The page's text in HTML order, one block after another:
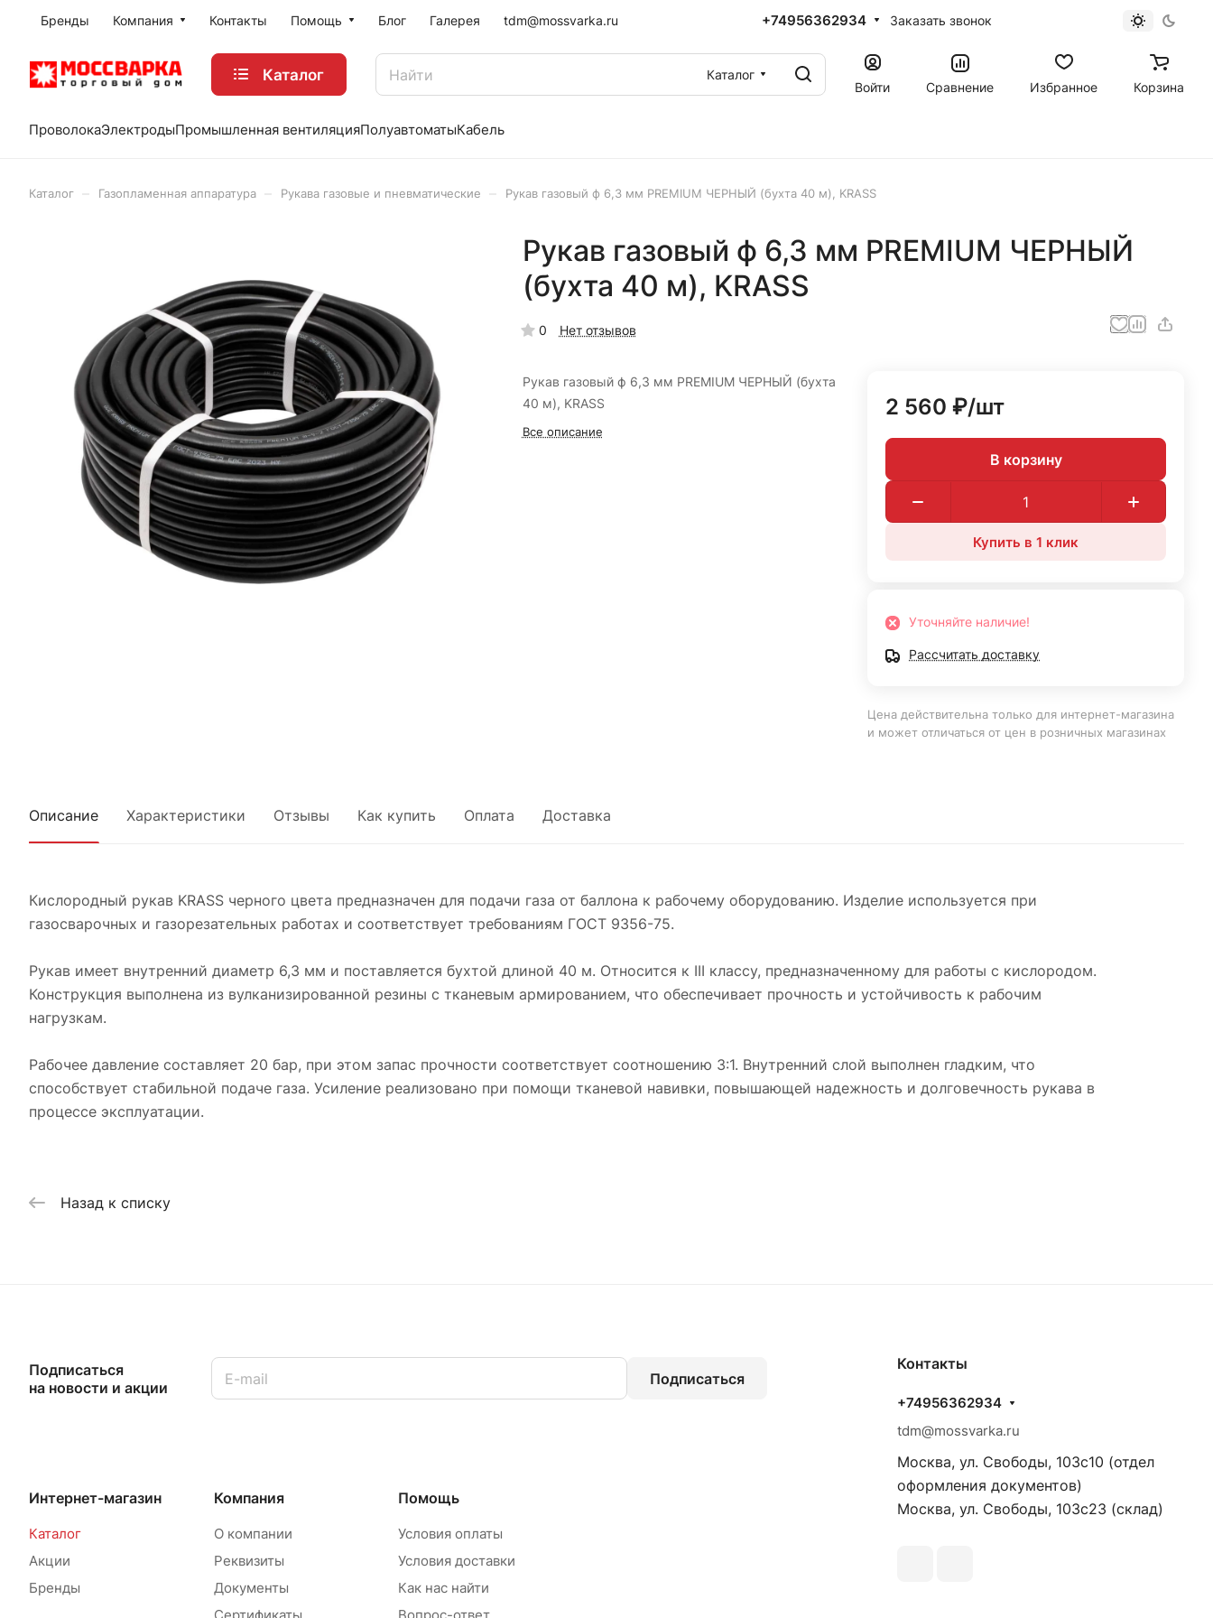
Бренды Компания Контакты Помощь Блог Галерея tdm@mossvarka.ru +74956362934 Заказать звонок
Каталог
Каталог
Войти
Сравнение Избранное Корзина
ПроволокаЭлектродыПромышленная вентиляцияПолуавтоматыКабель
Каталог Газопламенная аппаратура Рукава газовые и пневматические Рукав газовый ф 6,3 мм PREMIUM ЧЕРНЫЙ (бухта 40 м), KRASS
Рукав газовый ф 6,3 мм PREMIUM ЧЕРНЫЙ
(бухта 40 м), KRASS
0 Нет отзывов
Рукав газовый ф 6,3 мм PREMIUM ЧЕРНЫЙ (бухта
40 м), KRASS
Все описание
2 560 ₽/шт
В корзину
Купить в 1 клик
Уточняйте наличие!
Рассчитать доставку
Цена действительна только для интернет-магазина
и может отличаться от цен в розничных магазинах
Описание Характеристики Отзывы Как купить Оплата Доставка
Кислородный рукав KRASS черного цвета предназначен для подачи газа от баллона к рабочему оборудованию. Изделие используется при
газосварочных и газорезательных работах и соответствует требованиям ГОСТ 9356-75.
Рукав имеет внутренний диаметр 6,3 мм и поставляется бухтой длиной 40 м. Относится к III классу, предназначенному для работы с кислородом.
Конструкция выполнена из вулканизированной резины с тканевым армированием, что обеспечивает прочность и устойчивость к рабочим
нагрузкам.
Рабочее давление составляет 20 бар, при этом запас прочности соответствует соотношению 3:1. Внутренний слой выполнен гладким, что
способствует стабильной подаче газа. Усиление реализовано при помощи тканевой навивки, повышающей надежность и долговечность рукава в
процессе эксплуатации.
Назад к списку
Подписаться
на новости и акции
Подписаться
Интернет-магазин
Каталог
Акции
Бренды
Компания
О компании
Реквизиты
Документы
Помощь
Условия оплаты
Условия доставки
Как нас найти
Контакты
+74956362934
tdm@mossvarka.ru
Москва, ул. Свободы, 103с10 (отдел
оформления документов)
Москва, ул. Свободы, 103с23 (склад)